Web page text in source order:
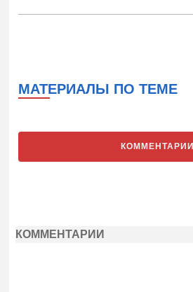
МАТЕРИАЛЫ ПО ТЕМЕ
КОММЕНТАРИИ
КОММЕНТАРИИ